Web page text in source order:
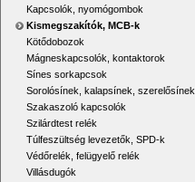
Kapcsolók, nyomógombok
Kismegszakítók, MCB-k
Kötődobozok
Mágneskapcsolók, kontaktorok
Sínes sorkapcsok
Sorolósínek, kalapsínek, szerelősínek
Szakaszoló kapcsolók
Szilárdtest relék
Túlfeszültség levezetők, SPD-k
Védőrelék, felügyelő relék
Villásdugók